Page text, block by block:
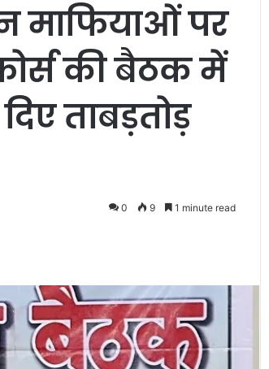
माफियाओं पर
की बैठक में
ताबड़तोड़
0 9 1 minute read